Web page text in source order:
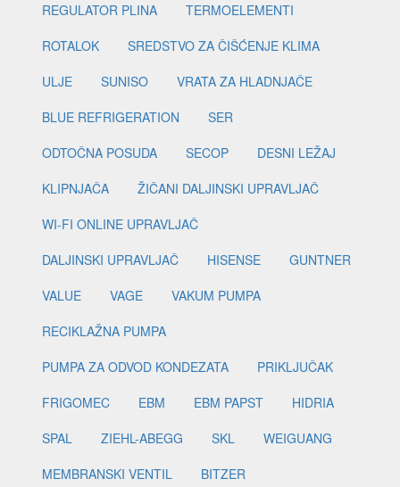
REGULATOR PLINA
TERMOELEMENTI
ROTALOK
SREDSTVO ZA ČIŠĆENJE KLIMA
ULJE
SUNISO
VRATA ZA HLADNJAČE
BLUE REFRIGERATION
SER
ODTOČNA POSUDA
SECOP
DESNI LEŽAJ
KLIPNJAČA
ŽIČANI DALJINSKI UPRAVLJAČ
WI-FI ONLINE UPRAVLJAČ
DALJINSKI UPRAVLJAČ
HISENSE
GUNTNER
VALUE
VAGE
VAKUM PUMPA
RECIKLAŽNA PUMPA
PUMPA ZA ODVOD KONDEZATA
PRIKLJUČAK
FRIGOMEC
EBM EBM PAPST
HIDRIA
SPAL
ZIEHL-ABEGG SKL
WEIGUANG
MEMBRANSKI VENTIL
BITZER